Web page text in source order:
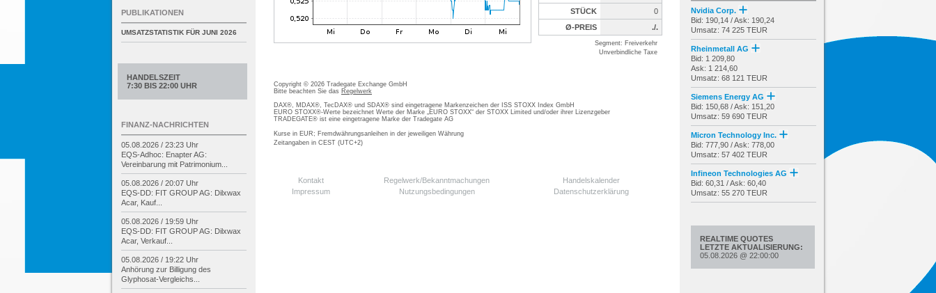
STÜCK
0
Ø-PREIS
./.
Segment: Freiverkehr
Unverbindliche Taxe
Copyright © 2026 Tradegate Exchange GmbH
Bitte beachten Sie das Regelwerk
DAX®, MDAX®, TecDAX® und SDAX® sind eingetragene Markenzeichen der ISS STOXX Index GmbH
EURO STOXX®-Werte bezeichnet Werte der Marke „EURO STOXX“ der STOXX Limited und/oder ihrer Lizenzgeber
TRADEGATE® ist eine eingetragene Marke der Tradegate AG
Kurse in EUR; Fremdwährungsanleihen in der jeweiligen Währung
Zeitangaben in CEST (UTC+2)
Kontakt Regelwerk/Bekanntmachungen
Handelskalender
Impressum
Nutzungsbedingungen Datenschutzerklärung
PUBLIKATIONEN
UMSATZSTATISTIK FÜR JUNI 2026
HANDELSZEIT
7:30 BIS 22:00 UHR
FINANZ-NACHRICHTEN
05.08.2026 / 23:23 Uhr
EQS-Adhoc: Enapter AG:
Vereinbarung mit Patrimonium...
05.08.2026 / 20:07 Uhr
EQS-DD: FIT GROUP AG: Dilxwax
Acar, Kauf...
05.08.2026 / 19:59 Uhr
EQS-DD: FIT GROUP AG: Dilxwax
Acar, Verkauf...
05.08.2026 / 19:22 Uhr
Anhörung zur Billigung des
Glyphosat-Vergleichs...
Nvidia Corp.
Bid: 190,14 / Ask: 190,24
Umsatz: 74 225 TEUR
Rheinmetall AG
Bid: 1 209,80
Ask: 1 214,60
Umsatz: 68 121 TEUR
Siemens Energy AG
Bid: 150,68 / Ask: 151,20
Umsatz: 59 690 TEUR
Micron Technology Inc.
Bid: 777,90 / Ask: 778,00
Umsatz: 57 402 TEUR
Infineon Technologies AG
Bid: 60,31 / Ask: 60,40
Umsatz: 55 270 TEUR
REALTIME QUOTES
LETZTE AKTUALISIERUNG:
05.08.2026 @ 22:00:00